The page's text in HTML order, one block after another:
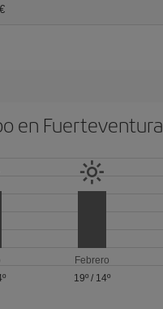
en Fuerteventura
Febrero
19º/ 14º